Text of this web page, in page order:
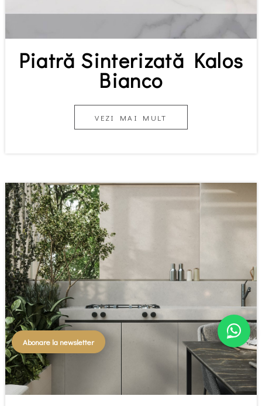
Piatră Sinterizată Kalos
Bianco
VEZI MAI MULT
Abonare la newsletter